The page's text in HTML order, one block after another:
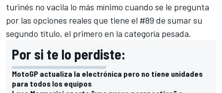
turinés no vacila lo más mínimo cuando se le pregunta
por las opciones reales que tiene el #89 de sumar su
segundo título, el primero en la categoría pesada.
Por si te lo perdiste:
MotoGP actualiza la electrónica pero no tiene unidades
para todos los equipos